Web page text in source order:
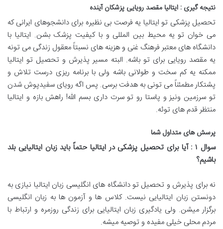
نتیجه گیری : ایتالیا مقصد رویایی پزشکان آینده
تحصیل پزشکی تو ایتالیا یه فرصت بی نظیره برای دانشجوهای ایرانی که
می خوان تو یه محیط بین المللی و با کیفیت پزشک بشن. ایتالیا با
دانشگاه های معتبر فرهنگ غنی و هزینه های نسبتاً معقول زندگی می تونه
یه مقصد رویایی برای تو باشه. البته مسیر پذیرش و تحصیل تو ایتالیا
ممکنه یه کم سخت و طولانی باشه ولی با برنامه ریزی درست تلاش و
پشتکار مطمئناً می تونی به هدفت برسی. پس اگه رویای سفیدپوش شدن
تو سرزمین ونیز و پاستا رو تو سرت داری بسم الله! راهش بازه و ایتالیا
منتظر قدم های توئه.
پرسش های متداول شما
سوال ۱: آیا برای تحصیل پزشکی در ایتالیا حتماً باید زبان ایتالیایی بلد
باشیم؟
نه برای پذیرش و تحصیل تو دانشگاه های انگلیسی زبان ایتالیا نیازی به
دونستن زبان ایتالیایی نیست. کلاس ها و آزمون ها به زبان انگلیسی
برگزار میشن. ولی یادگیری زبان ایتالیایی برای زندگی روزمره و ارتباط با
مردم محلی خیلی مفیده و توصیه میشه.